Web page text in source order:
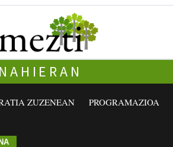
NAHIERAN
ZUZENEAN PROGRAMAZIOA